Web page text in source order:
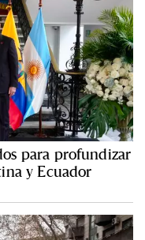
para profundizar
y Ecuador